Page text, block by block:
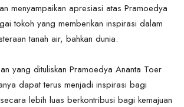
menyampaikan apresiasi atas Pramoedya
tokoh yang memberikan inspirasi dalam
tanah air, bahkan dunia.
yang dituliskan Pramoedya Ananta Toer
dapat terus menjadi inspirasi bagi
lebih luas berkontribusi bagi kemajuan